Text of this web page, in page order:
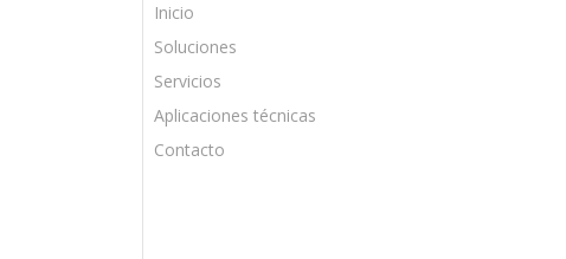
Inicio
Soluciones
Servicios
Aplicaciones técnicas
Contacto